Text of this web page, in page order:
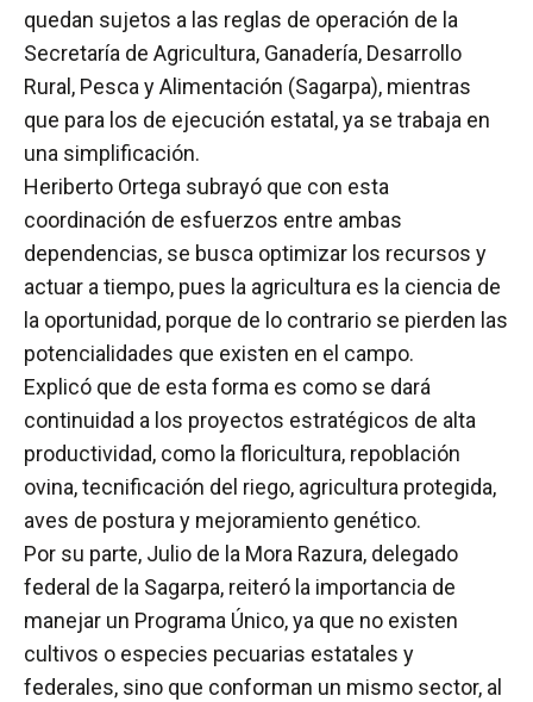
quedan sujetos a las reglas de operación de la
Secretaría de Agricultura, Ganadería, Desarrollo
Rural, Pesca y Alimentación (Sagarpa), mientras
que para los de ejecución estatal, ya se trabaja en
una simplificación.
Heriberto Ortega subrayó que con esta
coordinación de esfuerzos entre ambas
dependencias, se busca optimizar los recursos y
actuar a tiempo, pues la agricultura es la ciencia de
la oportunidad, porque de lo contrario se pierden las
potencialidades que existen en el campo.
Explicó que de esta forma es como se dará
continuidad a los proyectos estratégicos de alta
productividad, como la floricultura, repoblación
ovina, tecnificación del riego, agricultura protegida,
aves de postura y mejoramiento genético.
Por su parte, Julio de la Mora Razura, delegado
federal de la Sagarpa, reiteró la importancia de
manejar un Programa Único, ya que no existen
cultivos o especies pecuarias estatales y
federales, sino que conforman un mismo sector, al